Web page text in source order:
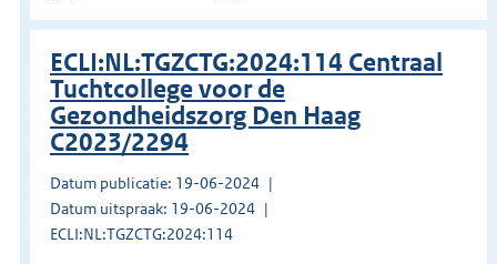
ECLI:NL:TGZCTG:2024:114 Centraal
Tuchtcollege voor de
Gezondheidszorg Den Haag
C2023/2294
Datum publicatie: 19-06-2024
Datum uitspraak: 19-06-2024
ECLI:NL:TGZCTG:2024:114